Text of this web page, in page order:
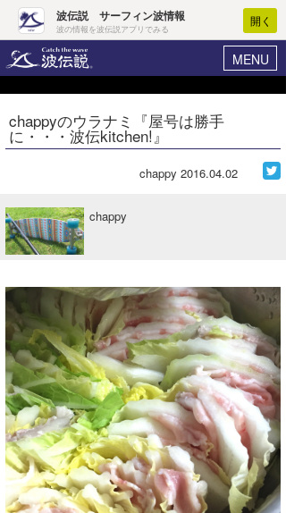
波伝説 サーフィン波情報
波の情報を波伝説アプリでみる
開く
MENU
ヘルプ マイホーム
ログイン
波情報･概況
WAVE HUNTER
ニュース
サーフィンエリアガイド
会員メニュー
今月のプレゼント
chappyのウラナミ『屋号は勝手
に・・・波伝kitchen!』
chappy 2016.04.02
chappy
Core Surf Japan
アート＆エンタメ
トラベル
ショップ情報
ショップ情報
湘南
千葉北
伊豆
ウラナミ
お知らせ
その他
ルール＆How to